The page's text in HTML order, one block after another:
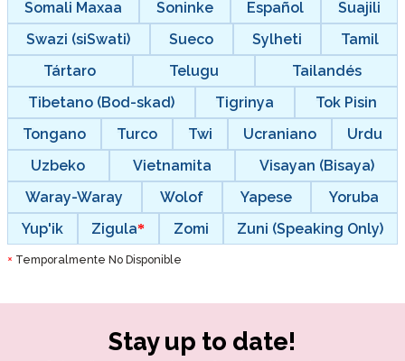
Somali Maxaa
Soninke Español
Suajili
Swazi (siSwati)
Sueco Sylheti
Tamil
Tártaro
Telugu
Tailandés
Tibetano (Bod-skad)
Tigrinya
Tok Pisin
Tongano
Turco Twi Ucraniano
Urdu
Uzbeko
Vietnamita
Visayan (Bisaya)
Waray-Waray
Wolof Yapese
Yoruba
Yup'ik
Zigula Zomi Zuni (Speaking Only)
* Temporalmente No Disponible
Stay up to date!